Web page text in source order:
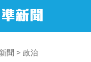
聞 政治